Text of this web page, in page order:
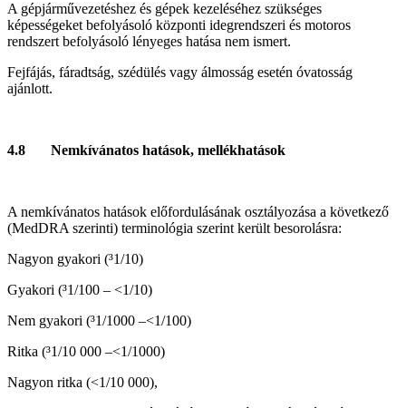
A gépjárművezetéshez és gépek kezeléséhez szükséges
képességeket befolyásoló központi idegrendszeri és motoros
rendszert befolyásoló lényeges hatása nem ismert.
Fejfájás, fáradtság, szédülés vagy álmosság esetén óvatosság
ajánlott.
4.8 Nemkívánatos hatások, mellékhatások
A nemkívánatos hatások előfordulásának osztályozása a következő
(MedDRA szerinti) terminológia szerint került besorolásra:
Nagyon gyakori (³1/10)
Gyakori (³1/100 – <1/10)
Nem gyakori (³1/1000 –<1/100)
Ritka (³1/10 000 –<1/1000)
Nagyon ritka (<1/10 000),